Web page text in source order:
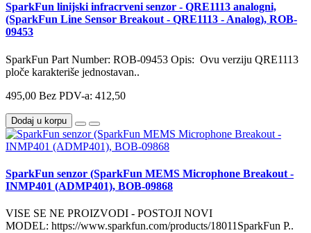
SparkFun linijski infracrveni senzor - QRE1113 analogni,
(SparkFun Line Sensor Breakout - QRE1113 - Analog), ROB-
09453
SparkFun Part Number: ROB-09453 Opis: Ovu verziju QRE1113
ploče karakteriše jednostavan..
495,00 Bez PDV-a: 412,50
Dodaj u korpu
SparkFun senzor (SparkFun MEMS Microphone Breakout -
INMP401 (ADMP401), BOB-09868
VISE SE NE PROIZVODI - POSTOJI NOVI
MODEL: https://www.sparkfun.com/products/18011SparkFun P..